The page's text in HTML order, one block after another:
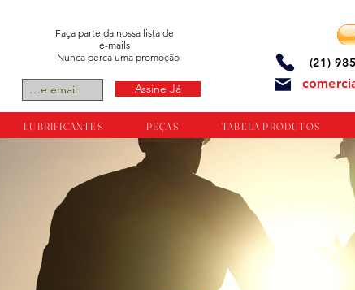
Faça parte da nossa lista de
e-mails
Nunca perca uma promoção
Assine Já
(21)
LUBRIFICANTES PEÇAS TABELA PRODUTOS